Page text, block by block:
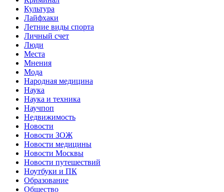
Культура
Лайфхаки
Летние виды спорта
Личный счет
Люди
Места
Мнения
Мода
Народная медицина
Наука
Наука и техника
Научпоп
Недвижимость
Новости
Новости ЗОЖ
Новости медицины
Новости Москвы
Новости путешествий
Ноутбуки и ПК
Образование
Общество